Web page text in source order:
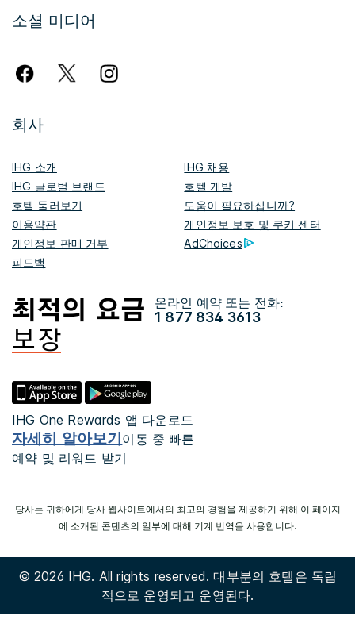
소셜 미디어
회사
IHG 소개
IHG 채용
IHG 글로벌 브랜드
호텔 개발
호텔 둘러보기
도움이 필요하십니까?
이용약관
개인정보 보호 및 쿠키 센터
개인정보 판매 거부
AdChoices
피드백
온라인 예약 또는 전화:
1 877 834 3613
IHG One Rewards 앱 다운로드
자세히 알아보기 이동 중 빠른
예약 및 리워드 받기
당사는 귀하에게 당사 웹사이트에서의 최고의 경험을 제공하기 위해 이 페이지
에 소개된 콘텐츠의 일부에 대해 기계 번역을 사용합니다.
© 2026 IHG. All rights reserved. 대부분의 호텔은 독립
적으로 운영되고 운영된다.
Select